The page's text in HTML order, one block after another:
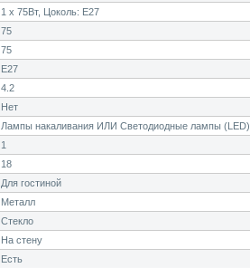
1 x 75Вт, Цоколь: E27
75
75
E27
4.2
Нет
Лампы накаливания ИЛИ Светодиодные лампы (LED)
1
18
Для гостиной
Металл
Стекло
На стену
Есть